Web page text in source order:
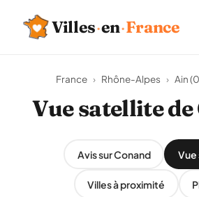
Villes·en·France
France › Rhône-Alpes › Ain
Vue satellite
Avis sur Conand
Villes à proximité